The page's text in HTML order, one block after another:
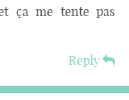
ça me tente pas
Reply